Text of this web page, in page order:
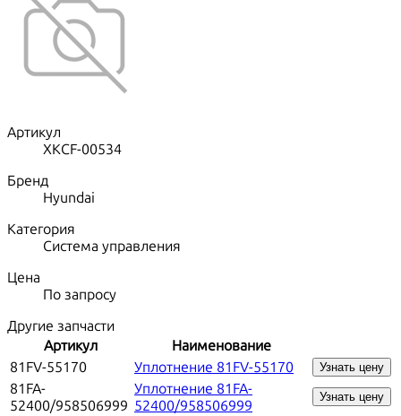
Артикул
XKCF-00534
Бренд
Hyundai
Категория
Система управления
Цена
По запросу
Другие запчасти
Артикул
Наименование
81FV-55170
Уплотнение 81FV-55170 Узнать цену
81FA-
52400/958506999
Уплотнение 81FA-
52400/958506999
Узнать цену